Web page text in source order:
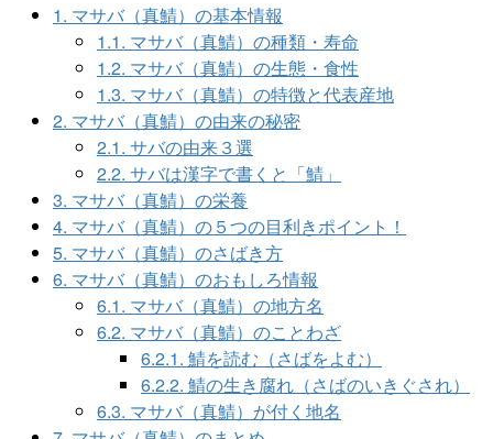
1. マサバ（真鯖）の基本情報
1.1. マサバ（真鯖）の種類・寿命
1.2. マサバ（真鯖）の生態・食性
1.3. マサバ（真鯖）の特徴と代表産地
2. マサバ（真鯖）の由来の秘密
2.1. サバの由来３選
2.2. サバは漢字で書くと「鯖」
3. マサバ（真鯖）の栄養
4. マサバ（真鯖）の５つの目利きポイント！
5. マサバ（真鯖）のさばき方
6. マサバ（真鯖）のおもしろ情報
6.1. マサバ（真鯖）の地方名
6.2. マサバ（真鯖）のことわざ
6.2.1. 鯖を読む（さばをよむ）
6.2.2. 鯖の生き腐れ（さばのいきぐされ）
6.3. マサバ（真鯖）が付く地名